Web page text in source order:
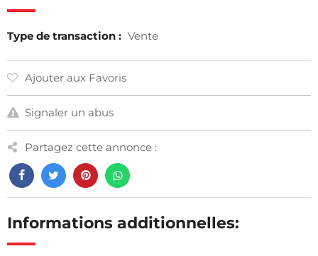
Type de transaction : Vente
Ajouter aux Favoris
Signaler un abus
Partagez cette annonce :
Informations additionnelles: